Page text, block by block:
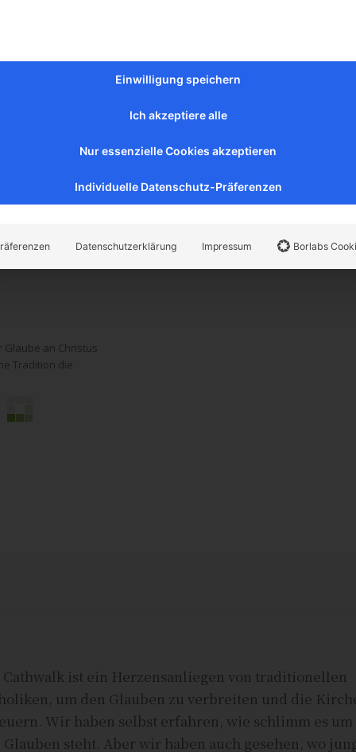
an Christus die größte Hoffnung der Menschheit, und
Seite 3 von 399
Glaube an Christus
Tradition die
Cathwalk ist ein Herzensanliegen von traditionellen
um den Glauben zu verbreiten und die
Wir haben selbst erfahren, wie schlimm es um
Glauben steht. Aber wir haben auch gesehen, wo
Einwilligung speichern
Ich akzeptiere alle
Nur essenzielle Cookies akzeptieren
Individuelle Datenschutz-Präferenzen
Datenschutzerklärung Impressum Borlabs